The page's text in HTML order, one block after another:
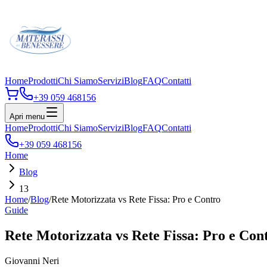
HomeProdottiChi SiamoServiziBlogFAQContatti
+39 059 468156
Apri menu
HomeProdottiChi SiamoServiziBlogFAQContatti
+39 059 468156
Home
Blog
13
Home/Blog/Rete Motorizzata vs Rete Fissa: Pro e Contro
Guide
Rete Motorizzata vs Rete Fissa: Pro e
Giovanni Neri